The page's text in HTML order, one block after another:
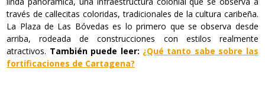
través de callecitas coloridas, tradicionales de la cultura caribeña.
La Plaza de Las Bóvedas es lo primero que se observa desde
arriba, rodeada de construcciones con estilos realmente
atractivos. También puede leer: ¿Qué tanto sabe sobre las
fortificaciones de Cartagena?